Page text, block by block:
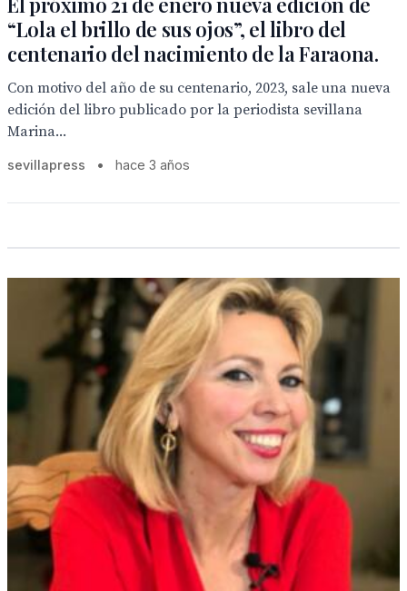
“Lola el brillo de sus ojos”, el libro del
centenario del nacimiento de la Faraona.
Con motivo del año de su centenario, 2023, sale una nueva
edición del libro publicado por la periodista sevillana
Marina...
sevillapress • hace 3 años